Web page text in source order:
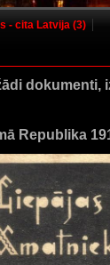
- cita Latvija (3)
dokumenti,
Republika